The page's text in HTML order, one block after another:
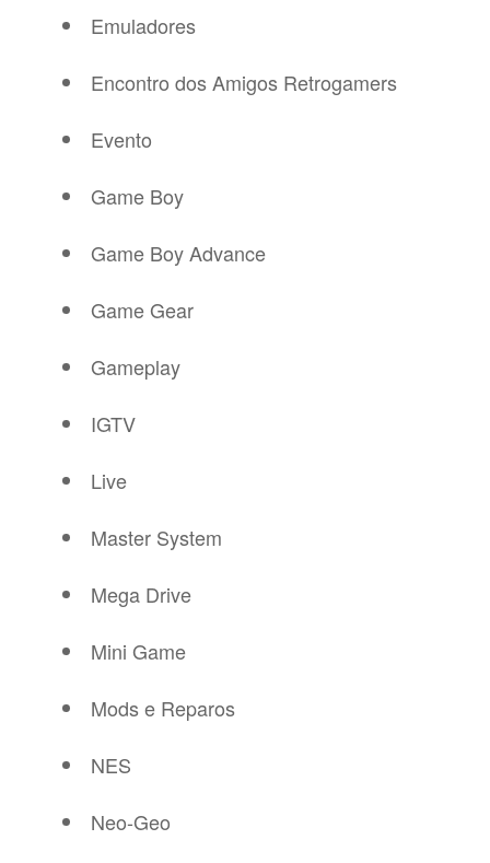
Emuladores
Encontro dos Amigos Retrogamers
Evento
Game Boy
Game Boy Advance
Game Gear
Gameplay
IGTV
Live
Master System
Mega Drive
Mini Game
Mods e Reparos
NES
Neo-Geo